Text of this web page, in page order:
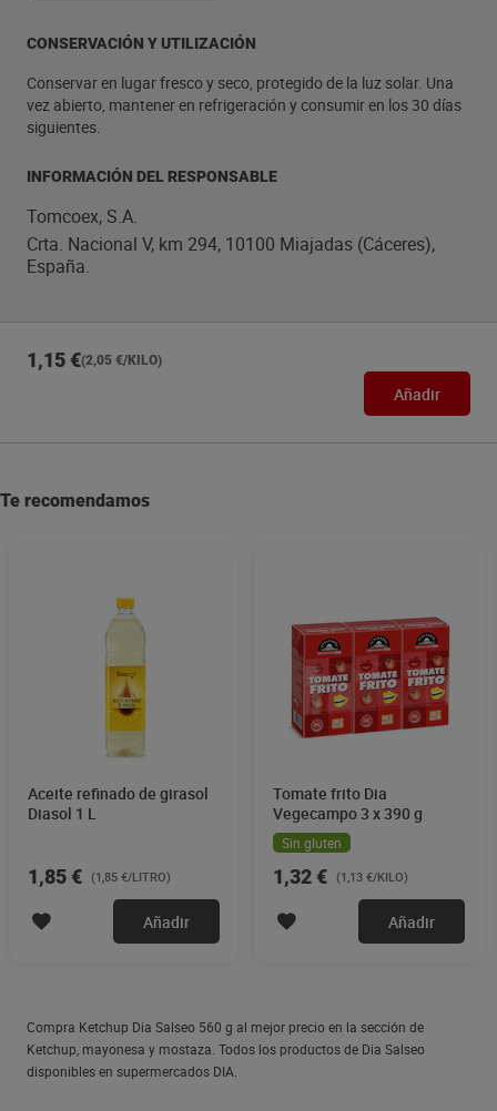
CONSERVACIÓN Y UTILIZACIÓN
Conservar en lugar fresco y seco, protegido de la luz solar. Una
vez abierto, mantener en refrigeración y consumir en los 30 días
siguientes.
INFORMACIÓN DEL RESPONSABLE
Tomcoex, S.A.
Crta. Nacional V, km 294, 10100 Miajadas (Cáceres),
España.
1,15 €(2,05 €/KILO)
Añadir
Te recomendamos
Aceite refinado de girasol
Diasol 1 L
1,85 € (1,85 €/LITRO)
Añadir
Tomate frito Dia
Vegecampo 3 x 390 g
Sin gluten
1,32 € (1,13 €/KILO)
Añadir
Compra Ketchup Dia Salseo 560 g al mejor precio en la sección de
Ketchup, mayonesa y mostaza. Todos los productos de Dia Salseo
disponibles en supermercados DIA.